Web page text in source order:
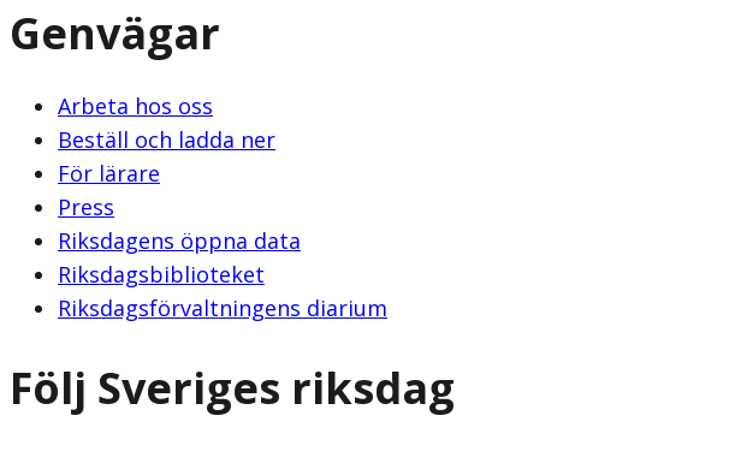
Genvägar
Arbeta hos oss
Beställ och ladda ner
För lärare
Press
Riksdagens öppna data
Riksdagsbiblioteket
Riksdagsförvaltningens diarium
Följ Sveriges riksdag